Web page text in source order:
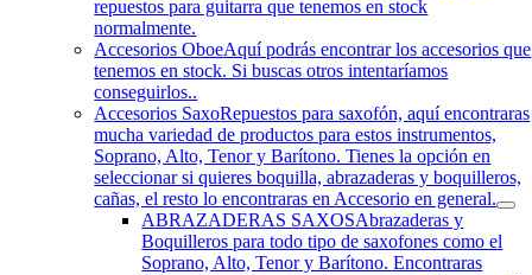
repuestos para guitarra que tenemos en stock
normalmente.
Accesorios OboeAquí podrás encontrar los accesorios que
tenemos en stock. Si buscas otros intentaríamos
conseguirlos..
Accesorios SaxoRepuestos para saxofón, aquí encontraras
mucha variedad de productos para estos instrumentos,
Soprano, Alto, Tenor y Barítono. Tienes la opción en
seleccionar si quieres boquilla, abrazaderas y boquilleros,
cañas, el resto lo encontraras en Accesorio en general.
ABRAZADERAS SAXOSAbrazaderas y
Boquilleros para todo tipo de saxofones como el
Soprano, Alto, Tenor y Barítono. Encontraras